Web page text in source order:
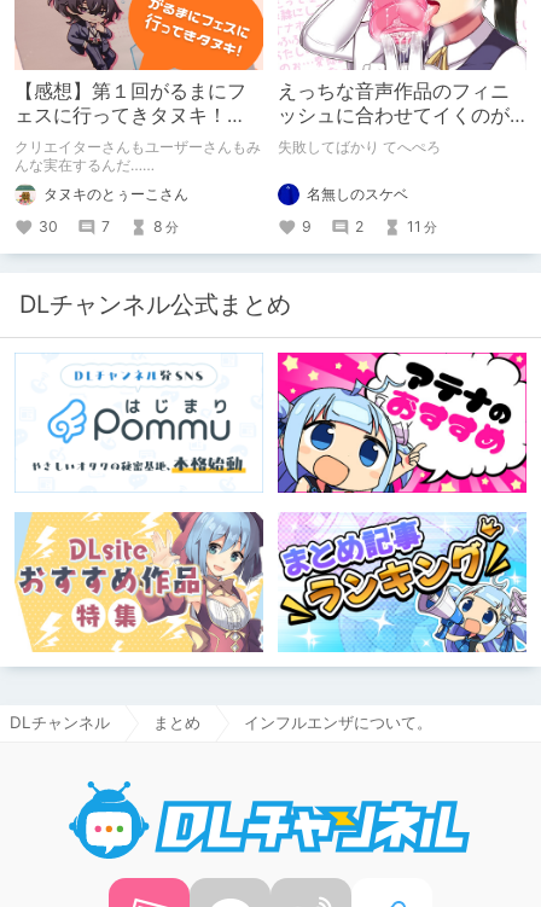
【感想】第１回がるまにフ
ェスに行ってきタヌキ！
【レポ】
クリエイターさんもユーザーさんもみ
んな実在するんだ……
タヌキのとぅーこさん
30
7 8 分
えっちな音声作品のフィニ
ッシュに合わせてイくのが
下手すぎる【失敗した話】
失敗してばかり てへぺろ
名無しのスケベ
9
2 11 分
DLチャンネル公式まとめ
DLチャンネル まとめ インフルエンザについて。